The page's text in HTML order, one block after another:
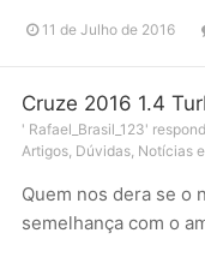
11 de Julho de 2016
Cruze 2016 1.4
' Rafael_Brasil_123'
Artigos, Dúvidas, Notícias
Quem nos dera se o
semelhança com o